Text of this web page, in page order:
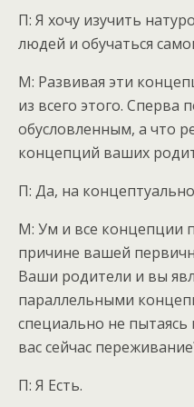
П: Я хочу изучить
людей и обучаться
М: Развивая эти
из всего этого. Сперва
обусловленным, а что
концепций ваших
П: Да, на
М: Ум и все концепции
причине вашей
Ваши родители и вы
параллельными
специально не пытаясь
вас сейчас
П: Я Есть.